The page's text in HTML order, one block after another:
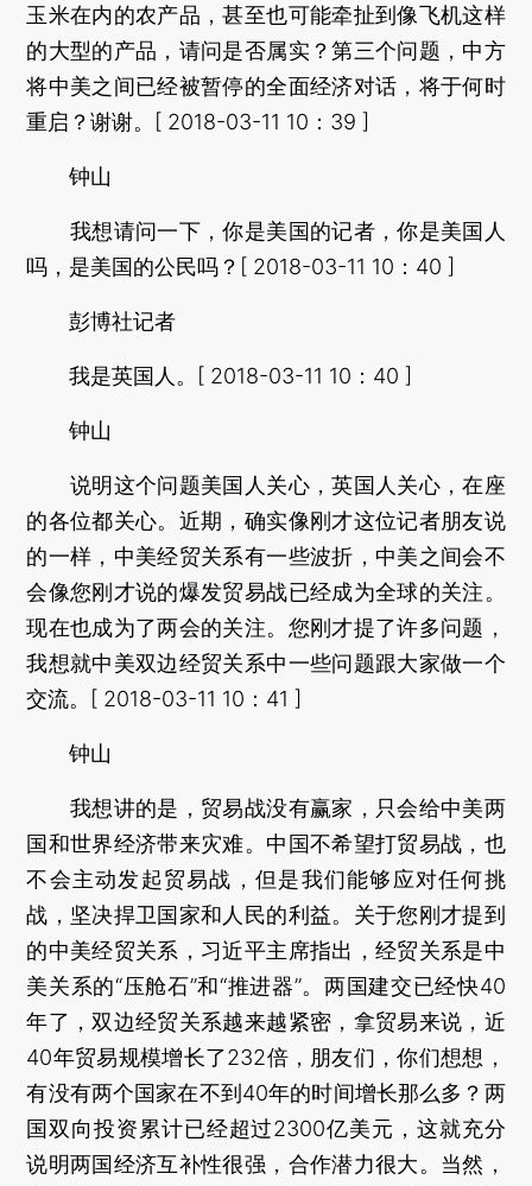
玉米在内的农产品，甚至也可能牵扯到像飞机这样
的大型的产品，请问是否属实？第三个问题，中方
将中美之间已经被暂停的全面经济对话，将于何时
重启？谢谢。[ 2018-03-11 10：39 ]
钟山
我想请问一下，你是美国的记者，你是美国人
吗，是美国的公民吗？[ 2018-03-11 10：40 ]
彭博社记者
我是英国人。[ 2018-03-11 10：40 ]
钟山
说明这个问题美国人关心，英国人关心，在座
的各位都关心。近期，确实像刚才这位记者朋友说
的一样，中美经贸关系有一些波折，中美之间会不
会像您刚才说的爆发贸易战已经成为全球的关注。
现在也成为了两会的关注。您刚才提了许多问题，
我想就中美双边经贸关系中一些问题跟大家做一个
交流。[ 2018-03-11 10：41 ]
钟山
我想讲的是，贸易战没有赢家，只会给中美两
国和世界经济带来灾难。中国不希望打贸易战，也
不会主动发起贸易战，但是我们能够应对任何挑
战，坚决捍卫国家和人民的利益。关于您刚才提到
的中美经贸关系，习近平主席指出，经贸关系是中
美关系的“压舱石”和“推进器”。两国建交已经快40
年了，双边经贸关系越来越紧密，拿贸易来说，近
40年贸易规模增长了232倍，朋友们，你们想想，
有没有两个国家在不到40年的时间增长那么多？两
国双向投资累计已经超过2300亿美元，这就充分
说明两国经济互补性很强，合作潜力很大。当然，